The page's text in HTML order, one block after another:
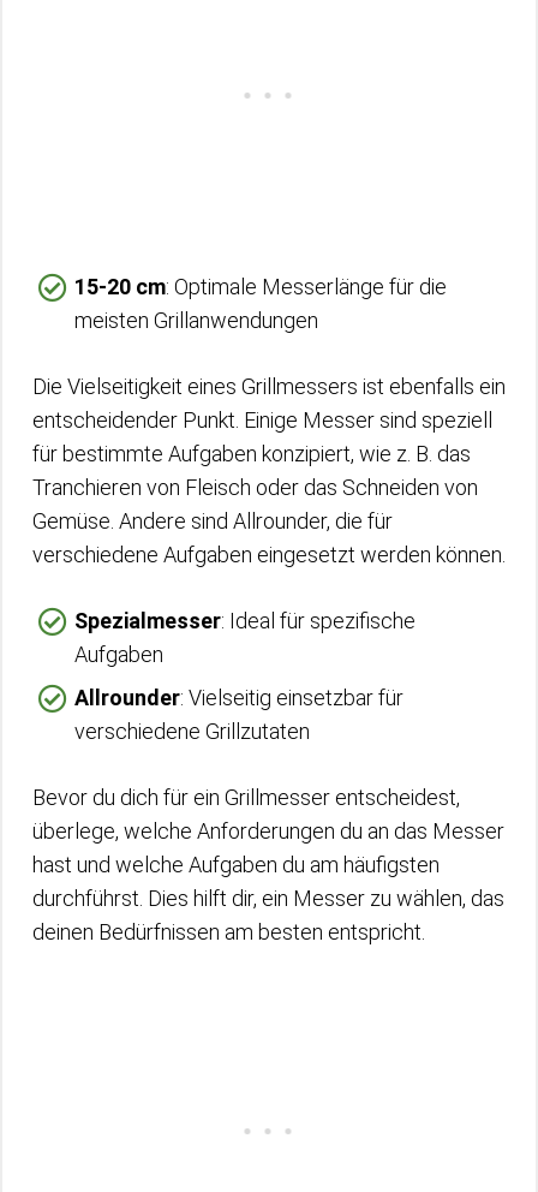
15-20 cm: Optimale Messerlänge für die
meisten Grillanwendungen
Die Vielseitigkeit eines Grillmessers ist ebenfalls ein
entscheidender Punkt. Einige Messer sind speziell
für bestimmte Aufgaben konzipiert, wie z. B. das
Tranchieren von Fleisch oder das Schneiden von
Gemüse. Andere sind Allrounder, die für
verschiedene Aufgaben eingesetzt werden können.
Spezialmesser: Ideal für spezifische
Aufgaben
Allrounder: Vielseitig einsetzbar für
verschiedene Grillzutaten
Bevor du dich für ein Grillmesser entscheidest,
überlege, welche Anforderungen du an das Messer
hast und welche Aufgaben du am häufigsten
durchführst. Dies hilft dir, ein Messer zu wählen, das
deinen Bedürfnissen am besten entspricht.